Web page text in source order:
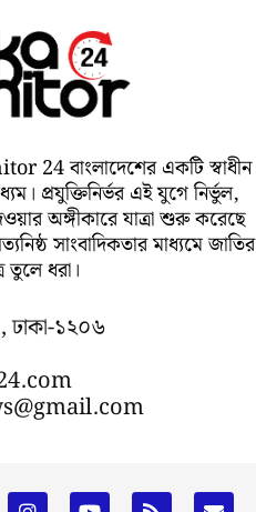
24 বাংলাদেশের একটি স্বাধীন
প্রযুক্তিনির্ভর এই যুগে নির্ভুল,
অঙ্গীকারে যাত্রা শুরু করেছে
সাংবাদিকতার মাধ্যমে জাতির
তুলে ধরা।
ঢাকা-১২০৬